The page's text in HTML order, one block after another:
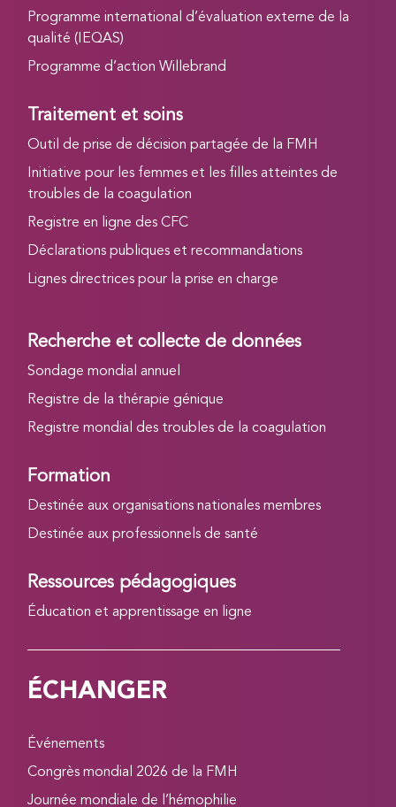
Programme international d’évaluation externe de la
qualité (IEQAS)
Programme d’action Willebrand
Traitement et soins
Outil de prise de décision partagée de la FMH
Initiative pour les femmes et les filles atteintes de
troubles de la coagulation
Registre en ligne des CFC
Déclarations publiques et recommandations
Lignes directrices pour la prise en charge
Recherche et collecte de données
Sondage mondial annuel
Registre de la thérapie génique
Registre mondial des troubles de la coagulation
Formation
Destinée aux organisations nationales membres
Destinée aux professionnels de santé
Ressources pédagogiques
Éducation et apprentissage en ligne
ÉCHANGER
Événements
Congrès mondial 2026 de la FMH
Journée mondiale de l’hémophilie